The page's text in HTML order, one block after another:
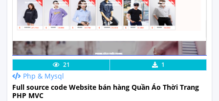
Chi Tiết Xem Thực Tế
21 1
Php & Mysql
Full source code Website bán hàng Quần Áo Thời Trang
PHP MVC